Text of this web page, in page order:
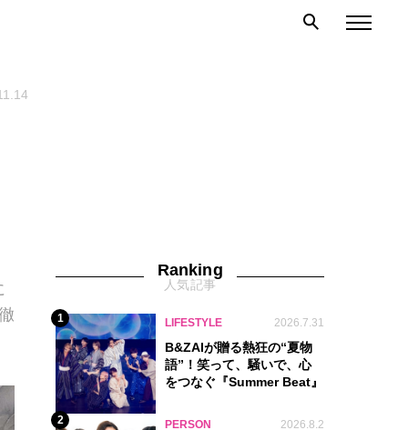
Ranking
人気記事
1 LIFESTYLE 2026.7.31
B&ZAIが贈る熱狂の“夏物
語”！笑って、騒いで、心
をつなぐ『Summer Beat』
2 PERSON 2026.8.2